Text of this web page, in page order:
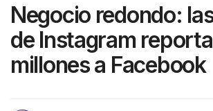
Negocio redondo:
de Instagram
millones a Facebook